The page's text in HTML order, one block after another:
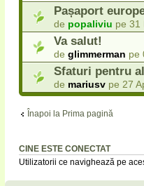
Pașaport
de popaliviu pe 31
Va salut!
de glimmerman pe
Sfaturi pentru
de mariusv pe 27
Înapoi la Prima pagină
CINE ESTE CONECTAT
Utilizatorii ce navighează pe